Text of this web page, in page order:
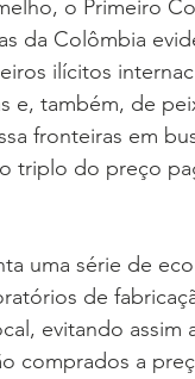
o Primeiro
da Colômbia
ilícitos
e, também, de
fronteiras em
triplo do preço
uma série de
de
evitando
comprados a